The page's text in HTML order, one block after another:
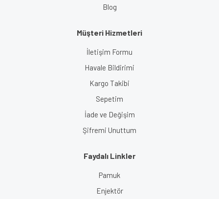
Blog
Müşteri Hizmetleri
İletişim Formu
Havale Bildirimi
Kargo Takibi
Sepetim
İade ve Değişim
Şifremi Unuttum
Faydalı Linkler
Pamuk
Enjektör